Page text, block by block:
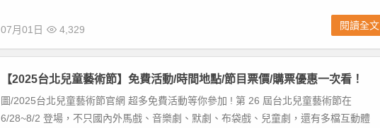
07月01日 4,329 閱讀全文
【2025台北兒童藝術節】免費活動/時間地點/節目票價/購票優惠一次看！
圖/2025台北兒童藝術節官網 超多免費活動等你參加 ! 第 26 屆台北兒童藝術節在
6/28~8/2 登場，不只國內外馬戲、音樂劇、默劇、布袋戲、兒童劇，還有多檔互動體